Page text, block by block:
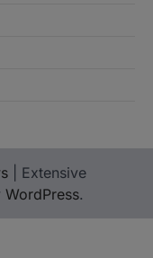
| Extensive
WordPress.